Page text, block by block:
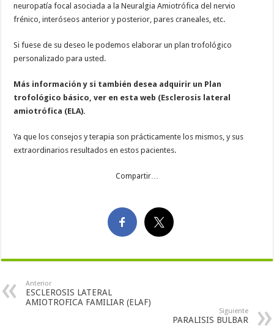
neuropatía focal asociada a la Neuralgia Amiotrófica del nervio
frénico, interóseos anterior y posterior, pares craneales, etc.
Si fuese de su deseo le podemos elaborar un plan trofológico
personalizado para usted.
Más información y si también desea adquirir un Plan
trofológico básico, ver en esta web (Esclerosis lateral
amiotrófica (ELA).
Ya que los consejos y terapia son prácticamente los mismos, y sus
extraordinarios resultados en estos pacientes.
Compartir…
Anterior
ESCLEROSIS LATERAL
AMIOTROFICA FAMILIAR (ELAF)
Siguiente
PARALISIS BULBAR